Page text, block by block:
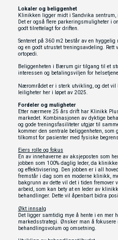
Lokaler og beliggenhet
Klinikken ligger midt i Sandvika sentrum,
Det er også flere parkeringsmuligheter i
godt tilrettelagt for driften.
Senteret på 360 m2 består av en
og en godt utrustet treningsavdeling. Rett
ortopedi.
Beliggenheten i Bærum gir tilgang til et
interessen og betalingsviljen for
Nærområdet er i sterk utvikling, og det
leiligheter her i løpet av 2025.
Fordeler og muligheter
Etter nærmere 25 års drift har Klinikk
markedet. Kombinasjonen av dyktige
og gode treningsfasiliteter utgjør til
kommer den sentrale beliggenheten,
tilkomst for pasienter med fysiske
Eiers rolle og fokus
En av innehaverne av aksjeposten som
jobben som 100% daglig leder, da
og effektivisering. Den jobben er i all
fremstår i dag som en moderne klinikk,
bakgrunn av dette vil det i tiden
arbeid, som kan bety at en leder av
behandlinger. Dette vil åpenbart bidra
Økt innsalg
Det ligger samtidig mye å hente i en mer
markedsstrategi. Ønsker man å fokusere
behandlingsvolum og omsetning.